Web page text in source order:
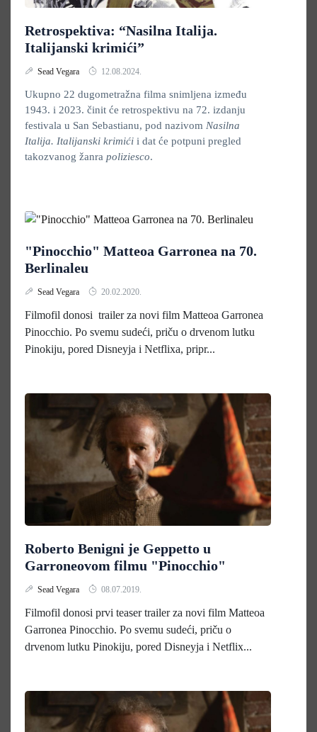
Retrospektiva: “Nasilna Italija.
Italijanski krimići”
Sead Vegara 12.08.2024.
Ukupno 22 dugometražna filma snimljena između
1943. i 2023. činit će retrospektivu na 72. izdanju
festivala u San Sebastianu, pod nazivom Nasilna
Italija. Italijanski krimići i dat će potpuni pregled
takozvanog žanra poliziesco.
"Pinocchio" Matteoa Garronea na 70.
Berlinaleu
Sead Vegara 20.02.2020.
Filmofil donosi trailer za novi film Matteoa Garronea
Pinocchio. Po svemu sudeći, priču o drvenom lutku
Pinokiju, pored Disneyja i Netflixa, pripr...
Roberto Benigni je Geppetto u
Garroneovom filmu "Pinocchio"
Sead Vegara 08.07.2019.
Filmofil donosi prvi teaser trailer za novi film Matteoa
Garronea Pinocchio. Po svemu sudeći, priču o
drvenom lutku Pinokiju, pored Disneyja i Netflix...